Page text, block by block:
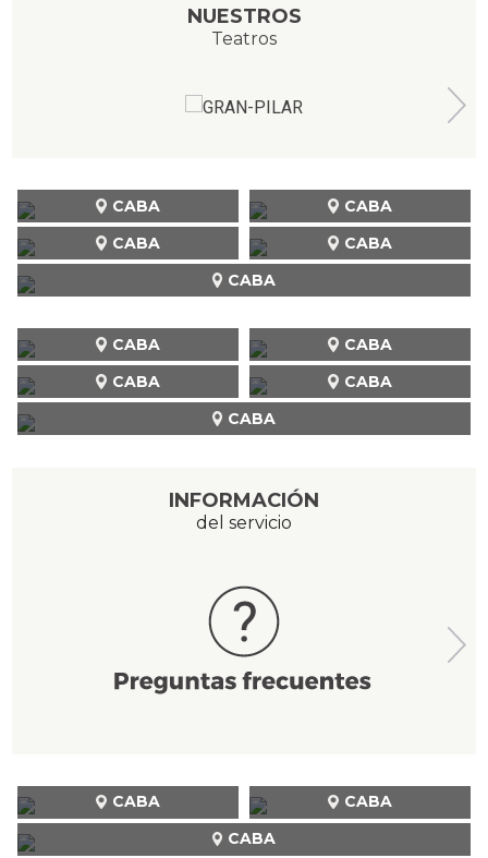
NUESTROS
Teatros
CABA
CABA
CABA
CABA
CABA
CABA
CABA
CABA
CABA
CABA
INFORMACIÓN
del servicio
CABA
CABA CABA